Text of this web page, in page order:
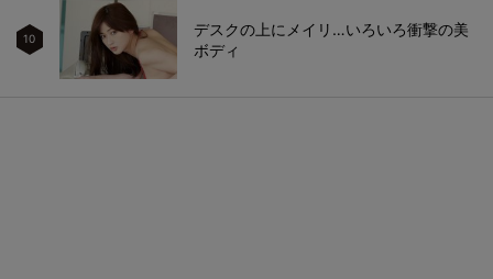
10
デスクの上にメイリ…いろいろ衝撃の美
ボディ